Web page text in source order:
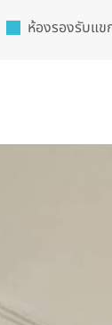
ห้องรองรับแข